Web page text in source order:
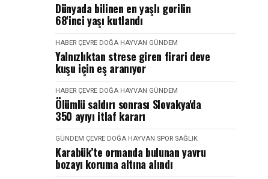
Dünyada bilinen en yaşlı gorilin
68'inci yaşı kutlandı
HABER ÇEVRE DOĞA HAYVAN GÜNDEM
Yalnızlıktan strese giren firari deve
kuşu için eş aranıyor
HABER ÇEVRE DOĞA HAYVAN GÜNDEM
Ölümlü saldırı sonrası Slovakya'da
350 ayıyı itlaf kararı
GÜNDEM ÇEVRE DOĞA HAYVAN SPOR SAĞLIK
Karabük’te ormanda bulunan yavru
bozayı koruma altına alındı